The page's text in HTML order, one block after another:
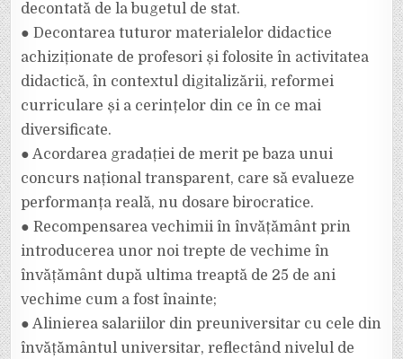
decontată de la bugetul de stat.
● Decontarea tuturor materialelor didactice
achiziționate de profesori și folosite în activitatea
didactică, în contextul digitalizării, reformei
curriculare și a cerințelor din ce în ce mai
diversificate.
● Acordarea gradației de merit pe baza unui
concurs național transparent, care să evalueze
performanța reală, nu dosare birocratice.
● Recompensarea vechimii în învățământ prin
introducerea unor noi trepte de vechime în
învățământ după ultima treaptă de 25 de ani
vechime cum a fost înainte;
● Alinierea salariilor din preuniversitar cu cele din
învățământul universitar, reflectând nivelul de